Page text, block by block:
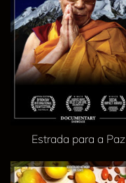
Estrada para a Paz